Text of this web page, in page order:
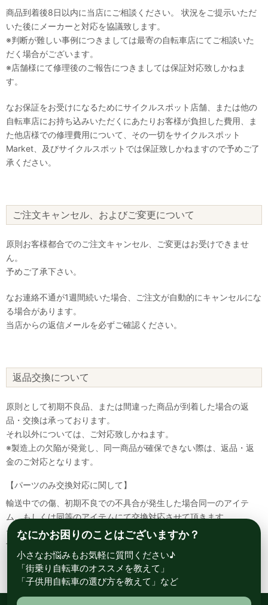
商品到着後8日以内に当店にご相談ください。 状況をご提示いただ
いた後にメーカーと対応を協議致します。
※判断が難しい事例につきましては最寄の自転車店にてご相談いた
だく場合がございます。
※店舗様にて修理後のご報告につきましては保証対応致しかねま
す。
なお保証をお受けになるためにサイクルスポット店舗、または他の
自転車店にお持ち込みいただくにあたりお客様が負担した費用、ま
た他店様での修理費用について、その一切をサイクルスポット
Market、及びサイクルスポットでは保証致しかねますので予めご了
承ください。
ご注文キャンセル、およびご変更について
原則お客様都合でのご注文キャンセル、ご変更はお受けできませ
ん。
予めご了承下さい。
なお連絡不通が1週間続いた場合、ご注文が自動的にキャンセルにな
る場合があります。
当店からの返信メールを必ずご確認ください。
返品交換について
原則として初期不良品、または間違った商品が到着した場合の返
品・交換は承っております。
それ以外については、ご対応致しかねます。
※製造上の欠陥が発覚し、同一商品が確保できない際は、返品・返
金のご対応となります。
【パーツのみ交換対応に関して】
輸送中での傷、初期不良での不具合が発生した場合同一のアイテ
ム、もしくは同等のアイテムにて交換対応させて頂きます。
その場合該当部品を着払いにて返送して頂く必要が御座いますので
予めご了承ください。
なにかお困りのことはございますか？
小さなお悩みもお気軽に質問ください♪
「街乗り自転車のオススメを教えて」
「子供用自転車の選び方を教えて」など